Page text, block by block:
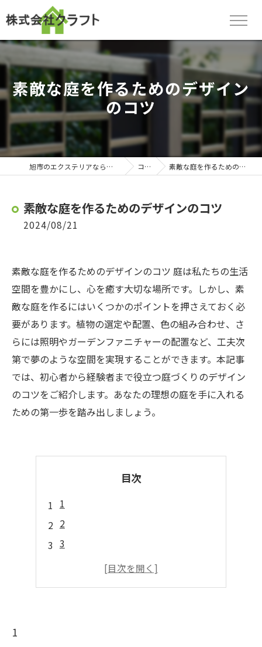
素敵な庭を作るためのデザイン
のコツ
旭市のエクステリアなら株式会社クラフト コラム 素敵な庭を作るためのデザインのコツ
素敵な庭を作るためのデザインのコツ
2024/08/21
素敵な庭を作るためのデザインのコツ 庭は私たちの生活
空間を豊かにし、心を癒す大切な場所です。しかし、素
敵な庭を作るにはいくつかのポイントを押さえておく必
要があります。植物の選定や配置、色の組み合わせ、さ
らには照明やガーデンファニチャーの配置など、工夫次
第で夢のような空間を実現することができます。本記事
では、初心者から経験者まで役立つ庭づくりのデザイン
のコツをご紹介します。あなたの理想の庭を手に入れる
ための第一歩を踏み出しましょう。
目次
1
2
3
1